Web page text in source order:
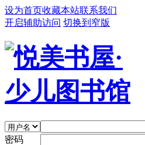
设为首页收藏本站联系我们
开启辅助访问 切换到窄版
密码